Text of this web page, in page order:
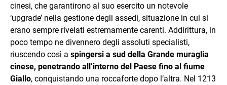
cinesi, che garantirono al suo esercito un notevole
‘upgrade’ nella gestione degli assedi, situazione in cui si
erano sempre rivelati estremamente carenti. Addirittura, in
poco tempo ne divennero degli assoluti specialisti,
riuscendo così a spingersi a sud della Grande muraglia
cinese, penetrando all’interno del Paese fino al fiume
Giallo, conquistando una roccaforte dopo l’altra. Nel 1213